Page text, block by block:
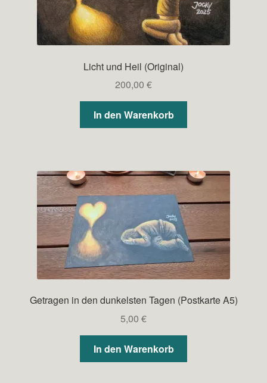
Licht und Heil (Original)
200,00 €
In den Warenkorb
Getragen in den dunkelsten Tagen (Postkarte A5)
5,00 €
In den Warenkorb